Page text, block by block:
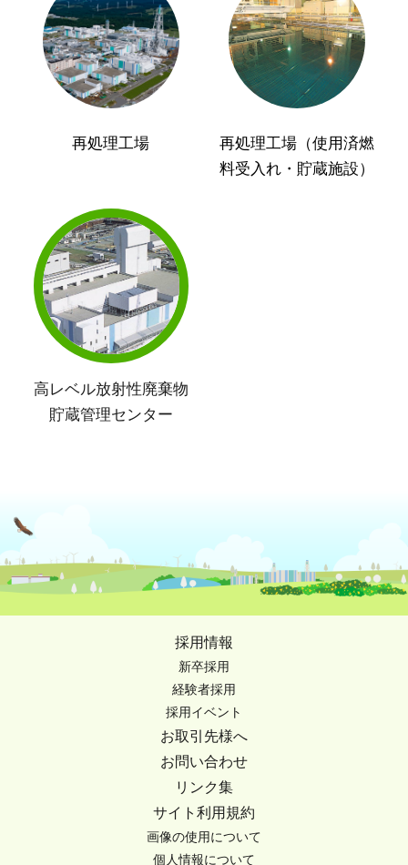
再処理工場
再処理工場（使用済燃
料受入れ・貯蔵施設）
高レベル放射性廃棄物
貯蔵管理センター
採用情報
新卒採用
経験者採用
採用イベント
お取引先様へ
お問い合わせ
リンク集
サイト利用規約
画像の使用について
個人情報について